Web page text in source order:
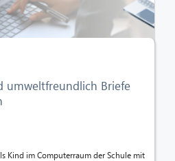
umweltfreundlich Briefe
Kind im Computerraum der Schule mit